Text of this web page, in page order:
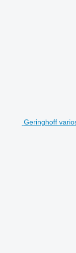
Geringhoff